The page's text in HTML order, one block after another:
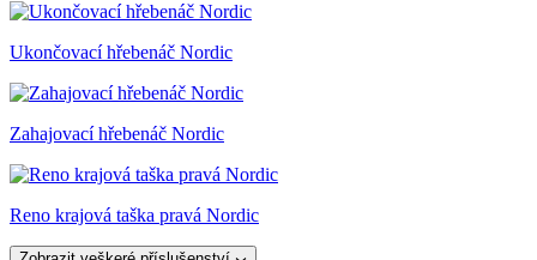
Ukončovací hřebenáč Nordic
Zahajovací hřebenáč Nordic
Reno krajová taška pravá Nordic